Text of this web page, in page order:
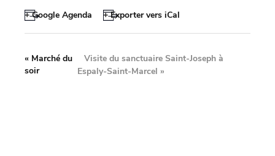
+ Google Agenda + Exporter vers iCal
« Marché du
soir
Visite du sanctuaire Saint-Joseph à
Espaly-Saint-Marcel »